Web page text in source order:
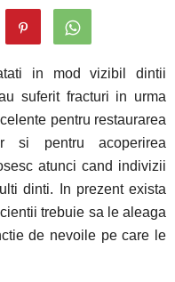
in mod vizibil dintii
suferit fracturi in urma
pentru restaurarea
si pentru acoperirea
atunci cand indivizii
dinti. In prezent exista
trebuie sa le aleaga
de nevoile pe care le